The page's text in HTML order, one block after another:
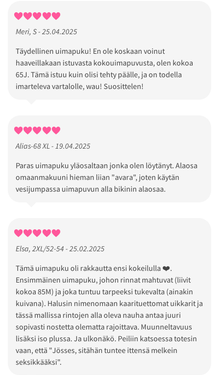
Meri, S - 25.04.2025
Täydellinen uimapuku! En ole koskaan voinut
haaveillakaan istuvasta kokouimapuvusta, olen kokoa
65J. Tämä istuu kuin olisi tehty päälle, ja on todella
imarteleva vartalolle, wau! Suosittelen!
Alias-68 XL - 19.04.2025
Paras uimapuku yläosaltaan jonka olen löytänyt. Alaosa
omaanmakuuni hieman liian "avara", joten käytän
vesijumpassa uimapuvun alla bikinin alaosaa.
Elsa, 2XL/52-54 - 25.02.2025
Tämä uimapuku oli rakkautta ensi kokeilulla ❤️.
Ensimmäinen uimapuku, johon rinnat mahtuvat (liivit
kokoa 85M) ja joka tuntuu tarpeeksi tukevalta (ainakin
kuivana). Halusin nimenomaan kaarituettomat uikkarit ja
tässä mallissa rintojen alla oleva nauha antaa juuri
sopivasti nostetta olematta rajoittava. Muunneltavuus
lisäksi iso plussa. Ja ulkonäkö. Peiliin katsoessa totesin
vaan, että "Jösses, sitähän tuntee ittensä melkein
seksikkääksi".